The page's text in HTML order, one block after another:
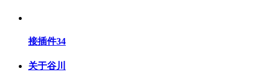
接插件34
关于谷川